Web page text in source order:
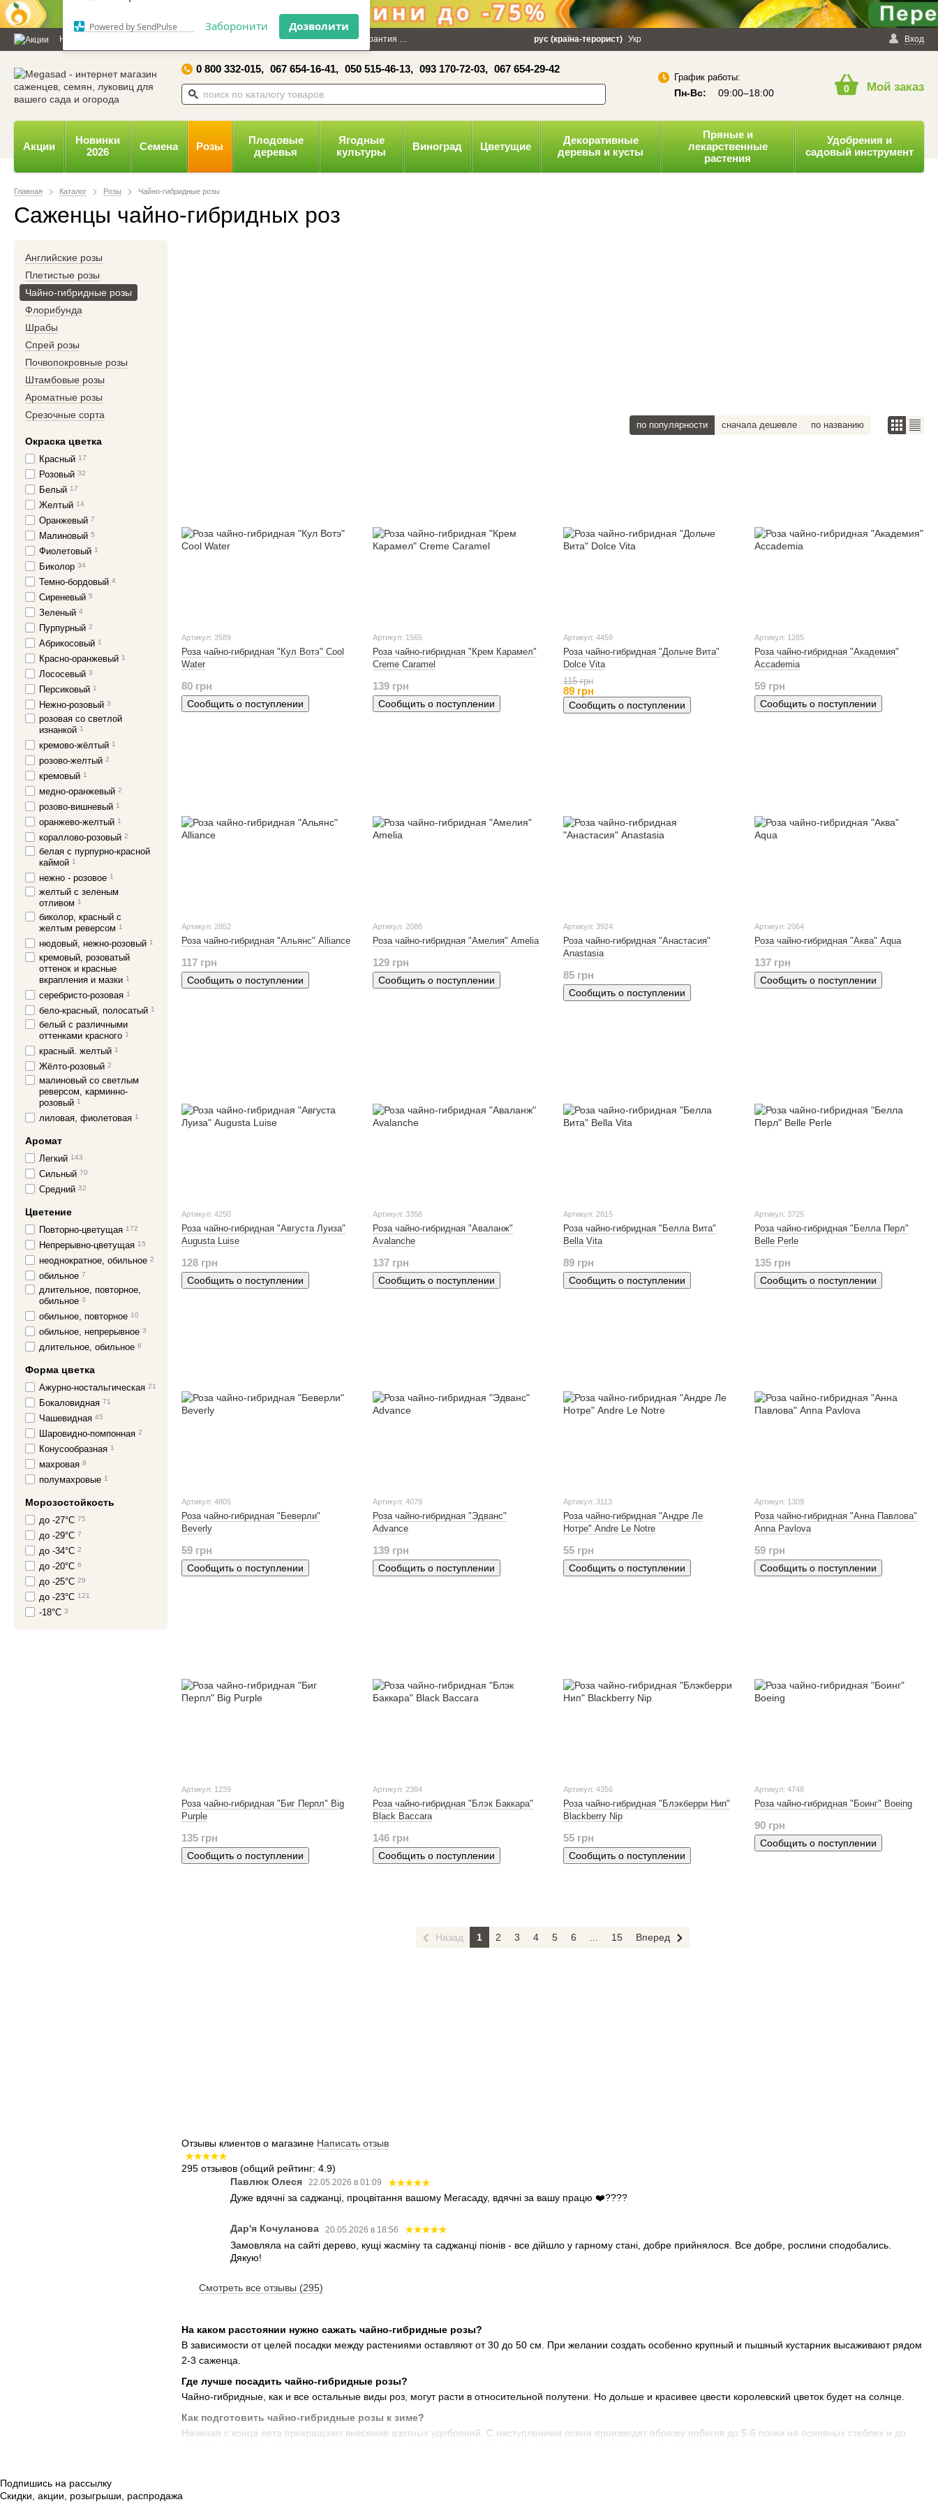
Дозвольте сайту megasad.net
відправляти вам сповіщення на
робочий стіл.
Powered by SendPulse Заборонити Дозволити
×
Новости и статьи Дарим 100 грн Гарантия Оплата и доставка Политика конфиденциальности Вход
рус (країна-терорист) Укр
0 800 332-015, 067 654-16-41, 050 515-46-13, 093 170-72-03, 067 654-29-42
График работы:
Пн-Вс: 09:00–18:00 0 Мой заказ
Акции
Новинки
2026
Семена Розы
Плодовые
деревья
Ягодные
культуры
Виноград Цветущие
Декоративные
деревья и кусты
Пряные и
лекарственные
растения
Удобрения и
садовый инструмент
Главная Каталог Розы Чайно-гибридные розы
Саженцы чайно-гибридных роз
На каком расстоянии нужно сажать чайно-гибридные розы?
В зависимости от целей посадки между растениями оставляют от 30 до 50 см. При желании создать особенно крупный и пышный кустарник высаживают рядом
2-3 саженца.
Где лучше посадить чайно-гибридные розы?
Чайно-гибридные, как и все остальные виды роз, могут расти в относительной полутени. Но дольше и красивее цвести королевский цветок будет на солнце.
Как подготовить чайно-гибридные розы к зиме?
Начиная с конца лета прекращают внесение азотных удобрений. С наступлением осени производят обрезку побегов до 5-6 почки на основных стеблях и до
по популярности сначала дешевле по названию
Артикул: 3589
Роза чайно-гибридная "Кул Вотэ" Cool
Water
80 грн
Сообщить о поступлении
Артикул: 1565
Роза чайно-гибридная "Крем Карамел"
Creme Caramel
139 грн
Сообщить о поступлении
Артикул: 4459
Роза чайно-гибридная "Дольче Вита"
Dolce Vita
115 грн
89 грн
Сообщить о поступлении
Артикул: 1285
Роза чайно-гибридная "Академия"
Accademia
59 грн
Сообщить о поступлении
Артикул: 2852
Роза чайно-гибридная "Альянс" Alliance
117 грн
Сообщить о поступлении
Артикул: 2088
Роза чайно-гибридная "Амелия" Amelia
129 грн
Сообщить о поступлении
Артикул: 3924
Роза чайно-гибридная "Анастасия"
Anastasia
85 грн
Сообщить о поступлении
Артикул: 2064
Роза чайно-гибридная "Аква" Aqua
137 грн
Сообщить о поступлении
Артикул: 4250
Роза чайно-гибридная "Августа Луиза"
Augusta Luise
128 грн
Сообщить о поступлении
Артикул: 3358
Роза чайно-гибридная "Аваланж"
Avalanche
137 грн
Сообщить о поступлении
Артикул: 2815
Роза чайно-гибридная "Белла Вита"
Bella Vita
89 грн
Сообщить о поступлении
Артикул: 3725
Роза чайно-гибридная "Белла Перл"
Belle Perle
135 грн
Сообщить о поступлении
Артикул: 4805
Роза чайно-гибридная "Беверли"
Beverly
59 грн
Сообщить о поступлении
Артикул: 4079
Роза чайно-гибридная "Эдванс"
Advance
139 грн
Сообщить о поступлении
Артикул: 3113
Роза чайно-гибридная "Андре Ле
Нотре" Andre Le Notre
55 грн
Сообщить о поступлении
Артикул: 1309
Роза чайно-гибридная "Анна Павлова"
Anna Pavlova
59 грн
Сообщить о поступлении
Артикул: 1239
Роза чайно-гибридная "Биг Перпл" Big
Purple
135 грн
Сообщить о поступлении
Артикул: 2384
Роза чайно-гибридная "Блэк Баккара"
Black Baccara
146 грн
Сообщить о поступлении
Артикул: 4356
Роза чайно-гибридная "Блэкберри Нип"
Blackberry Nip
55 грн
Сообщить о поступлении
Артикул: 4748
Роза чайно-гибридная "Боинг" Boeing
90 грн
Сообщить о поступлении
Назад 1 2 3 4 5 6 15 Вперед
Отзывы клиентов о магазине Написать отзыв
295 отзывов (общий рейтинг: 4.9)
Павлюк Олеся
22.05.2026 в 01:09
Дуже вдячні за саджанці, процвітання вашому Мегасаду, вдячні за вашу працю ❤️????
Дар'я Кочуланова 20.05.2026 в 18:56
Замовляла на сайті дерево, кущі жасміну та саджанці піонів - все дійшло у гарному стані, добре прийнялося. Все добре, рослини сподобались.
Дякую!
Смотреть все отзывы (295)
Английские розы
Плетистые розы
Чайно-гибридные розы
Флорибунда
Шрабы
Спрей розы
Почвопокровные розы
Штамбовые розы
Ароматные розы
Срезочные сорта
Окраска цветка
Красный 17
Розовый 32
Белый 17
Желтый 14
Оранжевый 7
Малиновый 5
Фиолетовый 1
Биколор 34
Темно-бордовый 4
Сиреневый 5
Зеленый 4
Пурпурный 2
Абрикосовый 1
Красно-оранжевый 1
Лососевый 3
Персиковый 1
Нежно-розовый 3
розовая со светлой
изнанкой 1
кремово-жёлтый 1
розово-желтый 2
кремовый 1
медно-оранжевый 2
розово-вишневый 1
оранжево-желтый 1
кораллово-розовый 2
белая с пурпурно-красной
каймой 1
нежно - розовое 1
желтый с зеленым
отливом 1
биколор, красный с
желтым реверсом 1
нюдовый, нежно-розовый 1
кремовый, розоватый
оттенок и красные
вкрапления и мазки 1
серебристо-розовая 1
бело-красный, полосатый 1
белый с различными
оттенками красного 1
красный. желтый 1
Жёлто-розовый 2
малиновый со светлым
реверсом, карминно-
розовый 1
лиловая, фиолетовая 1
Аромат
Легкий 143
Сильный 70
Средний 32
Цветение
Повторно-цветущая 172
Непрерывно-цветущая 15
неоднократное, обильное 2
обильное 7
длительное, повторное,
обильное 3
обильное, повторное 10
обильное, непрерывное 3
длительное, обильное 6
Форма цветка
Ажурно-ностальгическая 21
Бокаловидная 71
Чашевидная 45
Шаровидно-помпонная 2
Конусообразная 1
махровая 8
полумахровые 1
Морозостойкость
до -27°C 75
до -29°C 7
до -34°C 2
до -20°C 6
до -25°C 29
до -23°C 121
-18°C 3
Подпишись на рассылку
Скидки, акции, розыгрыши, распродажа